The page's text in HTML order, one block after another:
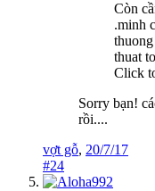
Còn
.minh
thuat
Click
Sorry bạn!
rồi....
vợt gỗ, 20/7/17
#24